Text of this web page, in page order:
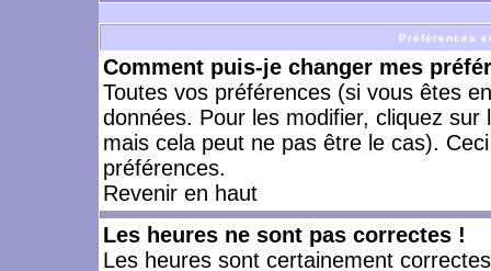
Préférences
Comment puis-je changer mes
Toutes vos préférences (si vous êtes
données. Pour les modifier, cliquez sur
mais cela peut ne pas être le cas).
préférences.
Revenir en haut
Les heures ne sont pas correctes !
Les heures sont certainement